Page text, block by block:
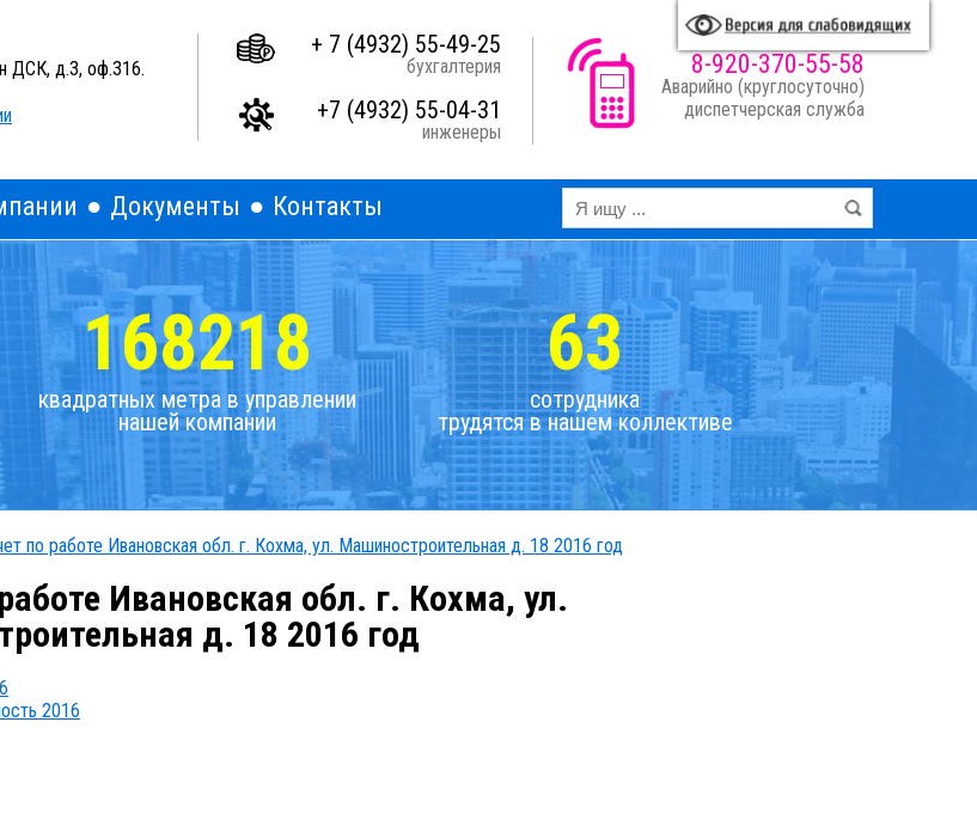
ДСК, д.3, оф.316.
+ 7 (4932) 55-49-25
бухгалтерия
+7 (4932) 55-04-31
инженеры
8-920-370-55-58
Аварийно (круглосуточно)
диспетчерская служба
Документы Контакты
168218
квадратных метра в управлении
нашей компании
63
сотрудника
трудятся в нашем коллективе
по работе Ивановская обл. г. Кохма, ул. Машиностроительная д. 18 2016 год
Ивановская обл. г. Кохма, ул.
д. 18 2016 год
2016